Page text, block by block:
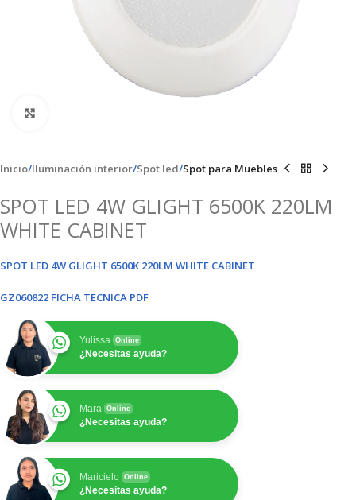
Inicio Iluminación interior Spot led Spot para Muebles
SPOT LED 4W GLIGHT 6500K 220LM
WHITE CABINET
SPOT LED 4W GLIGHT 6500K 220LM WHITE CABINET
GZ060822 FICHA TECNICA PDF
Yulissa Online
¿Necesitas ayuda?
Mara Online
¿Necesitas ayuda?
Maricielo Online
¿Necesitas ayuda?